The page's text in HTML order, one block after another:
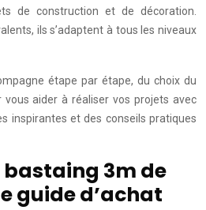
de construction et de décoration.
ils s’adaptent à tous les niveaux
étape par étape, du choix du
vous aider à réaliser vos projets avec
inspirantes et des conseils pratiques
bastaing 3m de
guide d’achat